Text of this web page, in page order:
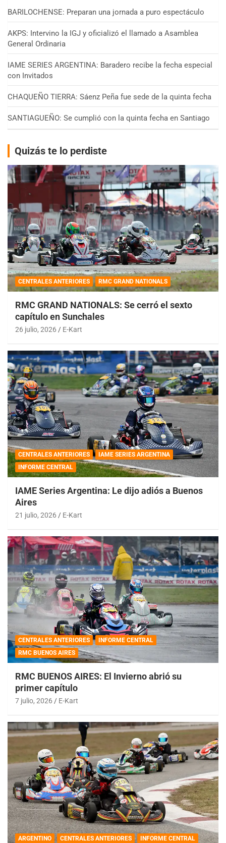
BARILOCHENSE: Preparan una jornada a puro espectáculo
AKPS: Intervino la IGJ y oficializó el llamado a Asamblea
General Ordinaria
IAME SERIES ARGENTINA: Baradero recibe la fecha especial
con Invitados
CHAQUEÑO TIERRA: Sáenz Peña fue sede de la quinta fecha
SANTIAGUEÑO: Se cumplió con la quinta fecha en Santiago
Quizás te lo perdiste
CENTRALES ANTERIORES RMC GRAND NATIONALS
RMC GRAND NATIONALS: Se cerró el sexto
capítulo en Sunchales
26 julio, 2026 E-Kart
CENTRALES ANTERIORES
IAME SERIES ARGENTINA
INFORME CENTRAL
IAME Series Argentina: Le dijo adiós a Buenos
Aires
21 julio, 2026 E-Kart
CENTRALES ANTERIORES
INFORME CENTRAL
RMC BUENOS AIRES
RMC BUENOS AIRES: El Invierno abrió su
primer capítulo
7 julio, 2026 E-Kart
ARGENTINO CENTRALES ANTERIORES INFORME CENTRAL